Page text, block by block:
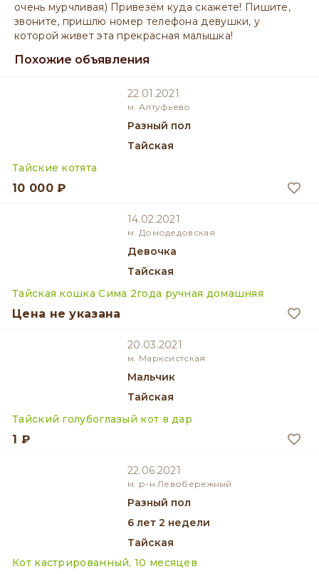
очень мурчливая) Привезём куда скажете! Пишите,
звоните, пришлю номер телефона девушки, у
которой живет эта прекрасная малышка!
Похожие объявления
22.01.2021
м. Алтуфьево
разный пол
Тайская
Тайские котята
10 000 ₽
14.02.2021
м. Домодедовская
девочка
Тайская
Тайская кошка Сима 2года ручная домашняя
Цена не указана
20.03.2021
м. Марксистская
мальчик
Тайская
Тайский голубоглазый кот в дар
1 ₽
22.06.2021
м. р-н Левобережный
разный пол
6 лет 2 недели
Тайская
Кот кастрированный, 10 месяцев